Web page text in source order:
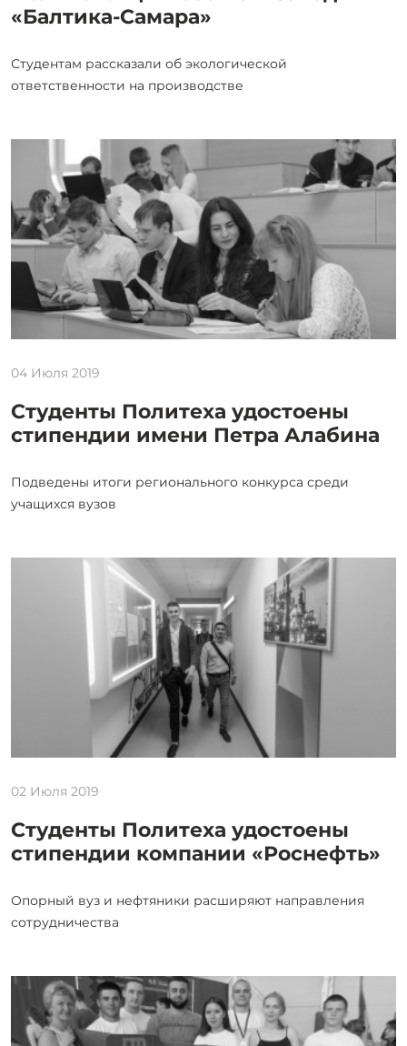
«Балтика-Самара»
Студентам рассказали об экологической
ответственности на производстве
04 Июля 2019
Студенты Политеха удостоены
стипендии имени Петра Алабина
Подведены итоги регионального конкурса среди
учащихся вузов
02 Июля 2019
Студенты Политеха удостоены
стипендии компании «Роснефть»
Опорный вуз и нефтяники расширяют направления
сотрудничества